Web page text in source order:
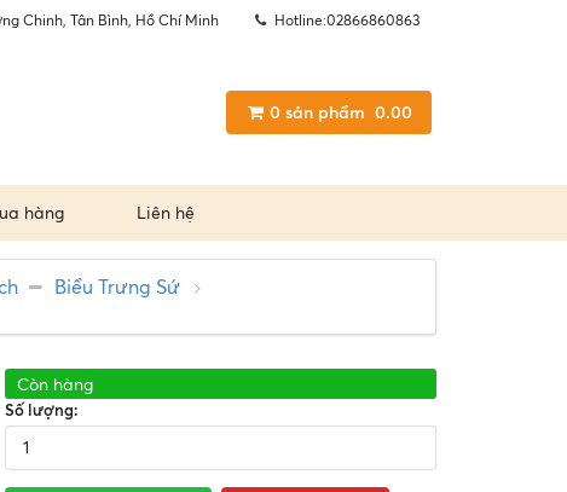
Chinh, Tân Bình, Hồ Chí Minh Hotline:02866860863
0 sản phẩm 0.00
hàng Liên hệ
Biểu Trưng Sứ
Còn hàng
Số lượng: